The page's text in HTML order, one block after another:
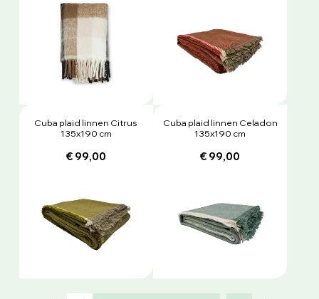
Cuba plaid linnen Citrus
135x190 cm
€ 99,00
Cuba plaid linnen Celadon
135x190 cm
€ 99,00